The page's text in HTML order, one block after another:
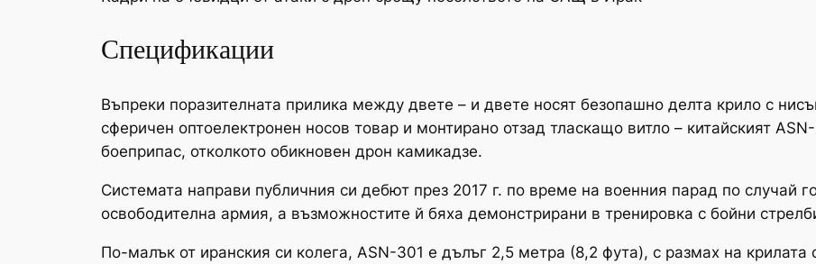
Спецификации
Въпреки поразителната прилика между двете – и двете носят безопашно делта крило с
сферичен оптоелектронен носов товар и монтирано отзад тласкащо витло – китайският
боеприпас, отколкото обикновен дрон камикадзе.
Системата направи публичния си дебют през 2017 г. по време на военния парад по случай
освободителна армия, а възможностите й бяха демонстрирани в тренировка с бойни
По-малък от иранския си колега, ASN-301 е дълъг 2,5 метра (8,2 фута), с размах на крилата